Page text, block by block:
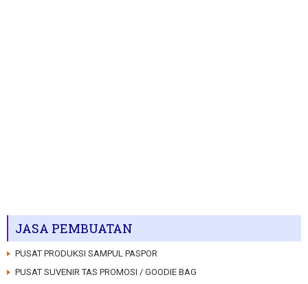
JASA PEMBUATAN
PUSAT PRODUKSI SAMPUL PASPOR
PUSAT SUVENIR TAS PROMOSI / GOODIE BAG